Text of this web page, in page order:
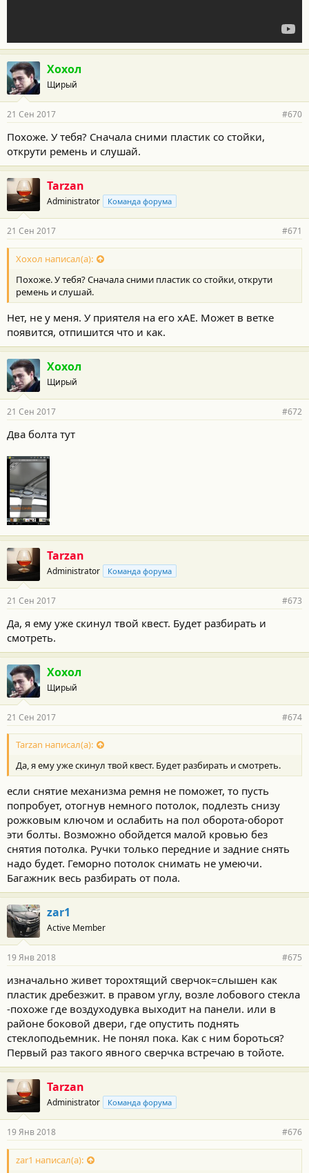
Хохол
Щирый
21 Сен 2017 #670
Похоже. У тебя? Сначала сними пластик со стойки,
открути ремень и слушай.
Tarzan
Administrator Команда форума
21 Сен 2017 #671
Хохол написал(а):
Похоже. У тебя? Сначала сними пластик со стойки, открути
ремень и слушай.
Нет, не у меня. У приятеля на его хАЕ. Может в ветке
появится, отпишится что и как.
Хохол
Щирый
21 Сен 2017 #672
Два болта тут
Tarzan
Administrator Команда форума
21 Сен 2017 #673
Да, я ему уже скинул твой квест. Будет разбирать и
смотреть.
Хохол
Щирый
21 Сен 2017 #674
Tarzan написал(а):
Да, я ему уже скинул твой квест. Будет разбирать и смотреть.
если снятие механизма ремня не поможет, то пусть
попробует, отогнув немного потолок, подлезть снизу
рожковым ключом и ослабить на пол оборота-оборот
эти болты. Возможно обойдется малой кровью без
снятия потолка. Ручки только передние и задние снять
надо будет. Геморно потолок снимать не умеючи.
Багажник весь разбирать от пола.
zar1
Active Member
19 Янв 2018 #675
изначально живет торохтящий сверчок=слышен как
пластик дребезжит. в правом углу, возле лобового стекла
-похоже где воздуходувка выходит на панели. или в
районе боковой двери, где опустить поднять
стеклоподьемник. Не понял пока. Как с ним бороться?
Первый раз такого явного сверчка встречаю в тойоте.
Tarzan
Administrator Команда форума
19 Янв 2018 #676
zar1 написал(а):